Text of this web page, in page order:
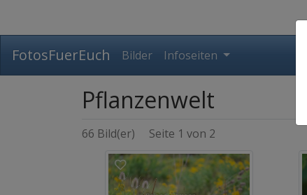
FotosFuerEuch Bilder Infoseiten
Pflanzenwelt
66 Bild(er) Seite 1 von 2